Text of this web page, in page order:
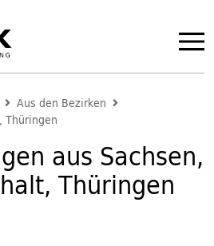
Aus den Bezirken
Thüringen
aus Sachsen,
Thüringen